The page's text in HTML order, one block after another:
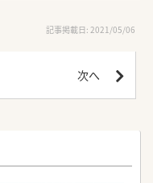
記事掲載日: 2021/05/06
次へ